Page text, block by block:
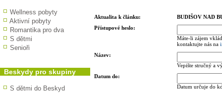
Wellness pobyty
Aktivní pobyty
Romantika pro dva
S dětmi
Senioři
Beskydy pro skupiny
S dětmi do Beskyd
Aktualita k článku:
BUDIŠOV NAD
Přístupové heslo:
Máte-li zájem
kontaktujte nás na
Název:
Vepište stručný a
Datum do:
Datum určuje do